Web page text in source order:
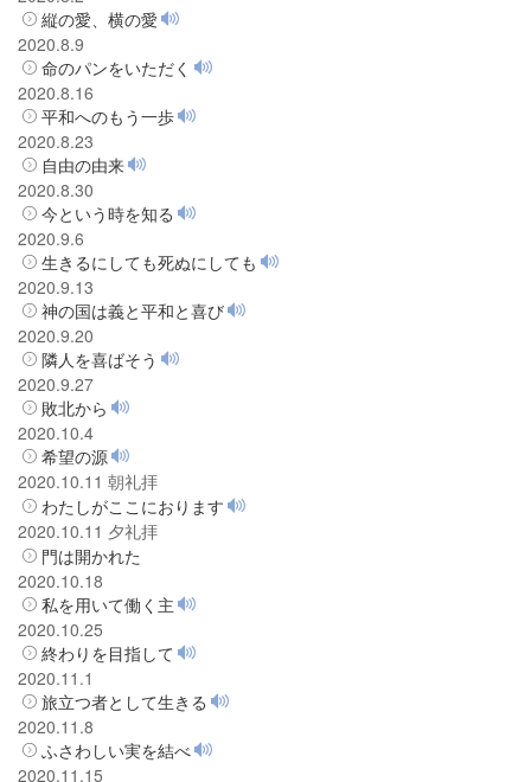
縦の愛、横の愛
2020.8.9
命のパンをいただく
2020.8.16
平和へのもう一歩
2020.8.23
自由の由来
2020.8.30
今という時を知る
2020.9.6
生きるにしても死ぬにしても
2020.9.13
神の国は義と平和と喜び
2020.9.20
隣人を喜ばそう
2020.9.27
敗北から
2020.10.4
希望の源
2020.10.11 朝礼拝
わたしがここにおります
2020.10.11 夕礼拝
門は開かれた
2020.10.18
私を用いて働く主
2020.10.25
終わりを目指して
2020.11.1
旅立つ者として生きる
2020.11.8
ふさわしい実を結べ
2020.11.15